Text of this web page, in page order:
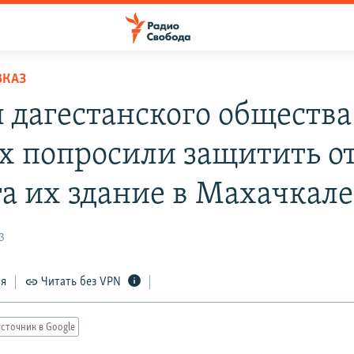
общества
попросили защитить
их здание в Махачкале
Читать без VPN
в Google